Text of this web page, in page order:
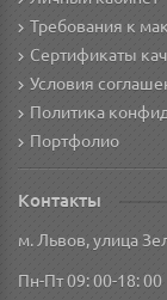
Требования к
Сертификаты
Условия
Политика
Портфолио
Контакты
м. Львов, улица
Пн-Пт 09: 00-18: 00